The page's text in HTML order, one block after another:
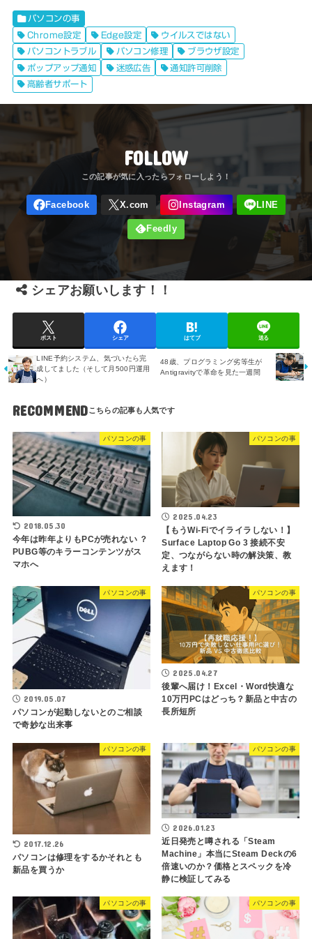
パソコンの事
Chrome設定
Edge設定
ウイルスではない
パソコントラブル
パソコン修理
ブラウザ設定
ポップアップ通知
迷惑広告
通知許可削除
高齢者サポート
FOLLOW
シェアお願いします！！
ポスト シェア はてブ 送る
48歳、プログラミング劣等生が
Antigravityで革命を見た一週間
LINE予約システム、気づいたら完
成してました（そして月500円運用
へ）
RECOMMEND
パソコンの事
2018.05.30
今年は昨年よりもPCが売れない ？
PUBG等のキラーコンテンツがス
マホへ
パソコンの事
2025.04.23
【もうWi-Fiでイライラしない！】
Surface Laptop Go 3 接続不安
定、つながらない時の解決策、教
えます！
パソコンの事
2019.05.07
パソコンが起動しないとのご相談
で奇妙な出来事
パソコンの事
2025.04.27
後輩へ届け！Excel・Word快適な
10万円PCはどっち？新品と中古の
長所短所
パソコンの事
2017.12.26
パソコンは修理をするかそれとも
新品を買うか
パソコンの事
2026.01.23
近日発売と噂される「Steam
Machine」本当にSteam Deckの6
倍速いのか？価格とスペックを冷
静に検証してみる
パソコンの事 パソコンの事